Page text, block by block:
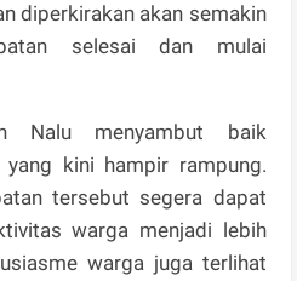
diperkirakan akan semakin
selesai dan mulai
Nalu menyambut baik
yang kini hampir rampung.
tersebut segera dapat
warga menjadi lebih
warga juga terlihat